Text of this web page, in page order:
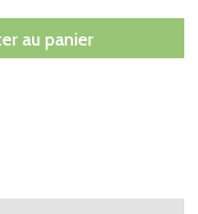
au panier